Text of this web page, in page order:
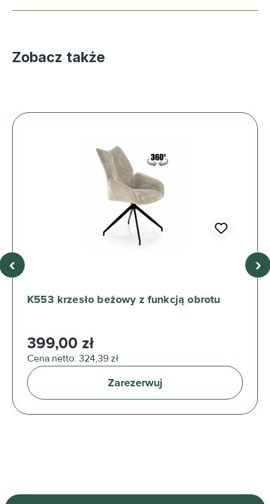
Zobacz także
K553 krzesło beżowy z funkcją obrotu
Cena regularna:
399,00 zł
Cena netto: 324,39 zł
Zarezerwuj
‹ ›